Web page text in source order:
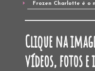
Frozen Charlotte é o
Clique na
vídeos, fotos e